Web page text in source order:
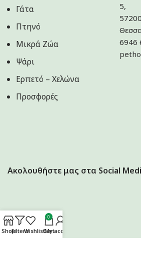
Γάτα
Πτηνό
Μικρά Ζώα
Ψάρι
Ερπετό – Χελώνα
Προσφορές
5,
6946
Ακολουθήστε μας στα Social
ShopFiltersWishlist
0
Cart
My account